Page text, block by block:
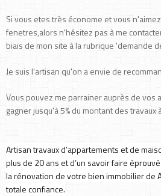
Si vous etes très économe et vous
fenetres,alors n'hésitez pas à me
biais de mon site à la rubrique 'demande
Je suis l'artisan qu'on a envie de
Vous pouvez me parrainer auprès de vos
gagner jusqu'à 5% du montant des travaux
Artisan travaux d’appartements et de
plus de 20 ans et d’un savoir faire
la rénovation de votre bien immobilier de
totale confiance.